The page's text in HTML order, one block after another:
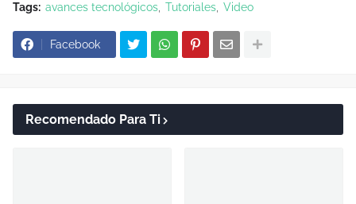
Tags: avances tecnológicos Tutoriales Video
Facebook
Recomendado Para Ti